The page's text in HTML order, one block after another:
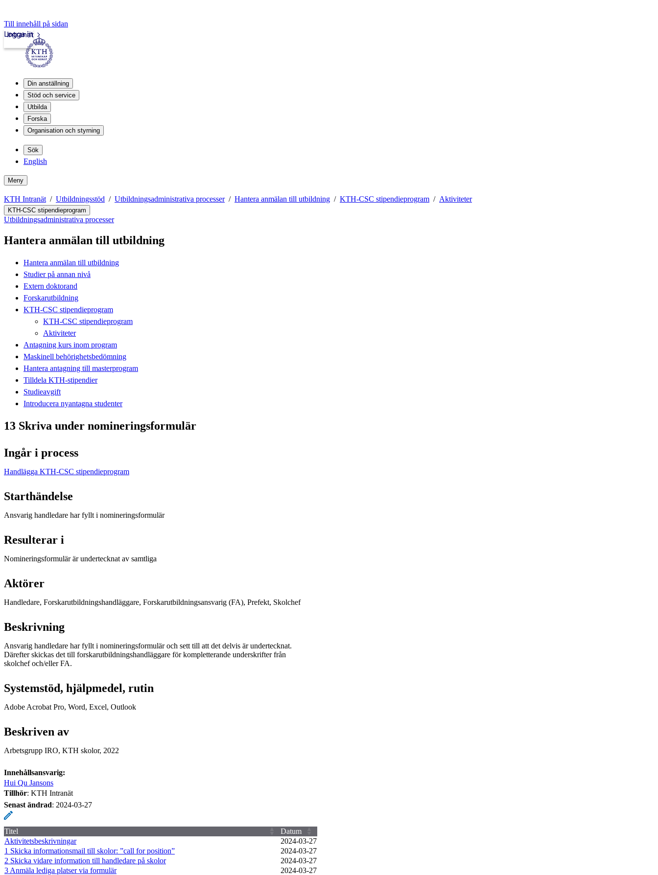
Till innehåll på sidan
Intranät
Logga in
Din anställning
Stöd och service
Utbilda
Forska
Organisation och styrning
Sök
English
Meny
KTH Intranät Utbildningsstöd Utbildningsadministrativa processer Hantera anmälan till utbildning KTH-CSC stipendieprogram Aktiviteter
KTH-CSC stipendieprogram
Utbildningsadministrativa processer
Hantera anmälan till utbildning
Hantera anmälan till utbildning
Studier på annan nivå
Extern doktorand
Forskarutbildning
KTH-CSC stipendieprogram
KTH-CSC stipendieprogram
Aktiviteter
Antagning kurs inom program
Maskinell behörighetsbedömning
Hantera antagning till masterprogram
Tilldela KTH-stipendier
Studieavgift
Introducera nyantagna studenter
13 Skriva under nomineringsformulär
Ingår i process
Handlägga KTH-CSC stipendieprogram
Starthändelse
Ansvarig handledare har fyllt i nomineringsformulär
Resulterar i
Nomineringsformulär är undertecknat av samtliga
Aktörer
Handledare, Forskarutbildningshandläggare, Forskarutbildningsansvarig (FA), Prefekt, Skolchef
Beskrivning
Ansvarig handledare har fyllt i nomineringsformulär och sett till att det delvis är undertecknat.
Därefter skickas det till forskarutbildningshandläggare för kompletterande underskrifter från
skolchef och/eller FA.
Systemstöd, hjälpmedel, rutin
Adobe Acrobat Pro, Word, Excel, Outlook
Beskriven av
Arbetsgrupp IRO, KTH skolor, 2022
Innehållsansvarig:
Hui Qu Jansons
Tillhör: KTH Intranät
Senast ändrad: 2024-03-27
Titel
Datum
Aktivitetsbeskrivningar
2024‑03‑27
1 Skicka informationsmail till skolor: ”call for position”
2024‑03‑27
2 Skicka vidare information till handledare på skolor
2024‑03‑27
3 Anmäla lediga platser via formulär
2024‑03‑27